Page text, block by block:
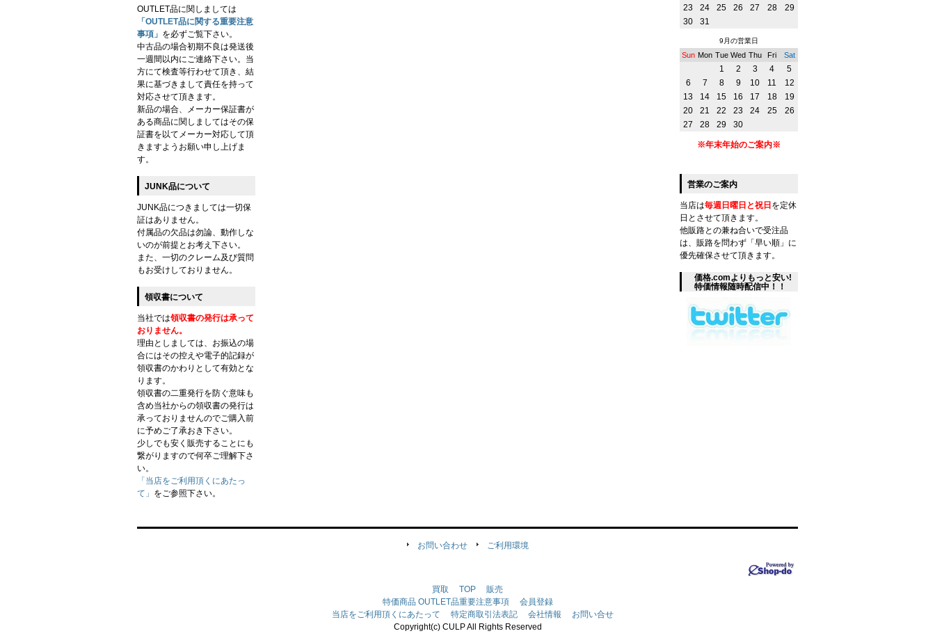
OUTLET品に関しましては
「OUTLET品に関する重要注意
事項」 を必ずご覧下さい。
中古品の場合初期不良は発送後
一週間以内にご連絡下さい。当
方にて検査等行わせて頂き、結
果に基づきまして責任を持って
対応させて頂きます。
新品の場合、メーカー保証書が
ある商品に関しましてはその保
証書を以てメーカー対応して頂
きますようお願い申し上げま
す。
JUNK品について
JUNK品につきましては一切保
証はありません。
付属品の欠品は勿論、動作しな
いのが前提とお考え下さい。
また、一切のクレーム及び質問
もお受けしておりません。
領収書について
当社では領収書の発行は承って
おりません。
理由としましては、お振込の場
合にはその控えや電子的記録が
領収書のかわりとして有効とな
ります。
領収書の二重発行を防ぐ意味も
含め当社からの領収書の発行は
承っておりませんのでご購入前
に予めご了承おき下さい。
少しでも安く販売することにも
繋がりますので何卒ご理解下さ
い。
「当店をご利用頂くにあたっ
て」 をご参照下さい。
23
24 25 26 27 28
29
30
31
9月の営業日
Sun Mon Tue Wed Thu Fri Sat
1 2 3 4
5
6
7 8 9 10 11
12
13
14 15 16 17 18
19
20
21 22 23 24 25
26
27
28 29 30
※年末年始のご案内※
営業のご案内
当店は毎週日曜日と祝日 を定休
日とさせて頂きます。
他販路との兼ね合いで受注品
は、販路を問わず「早い順」に
優先確保させて頂きます。
価格.comよりもっと安い!
特価情報随時配信中！！
お問い合わせ ご利用環境
買取 TOP
販売
特価商品 OUTLET品重要注意事項
会員登録
当店をご利用頂くにあたって
特定商取引法表記 会社情報
お問い合せ
Copyright(c) CULP All Rights Reserved